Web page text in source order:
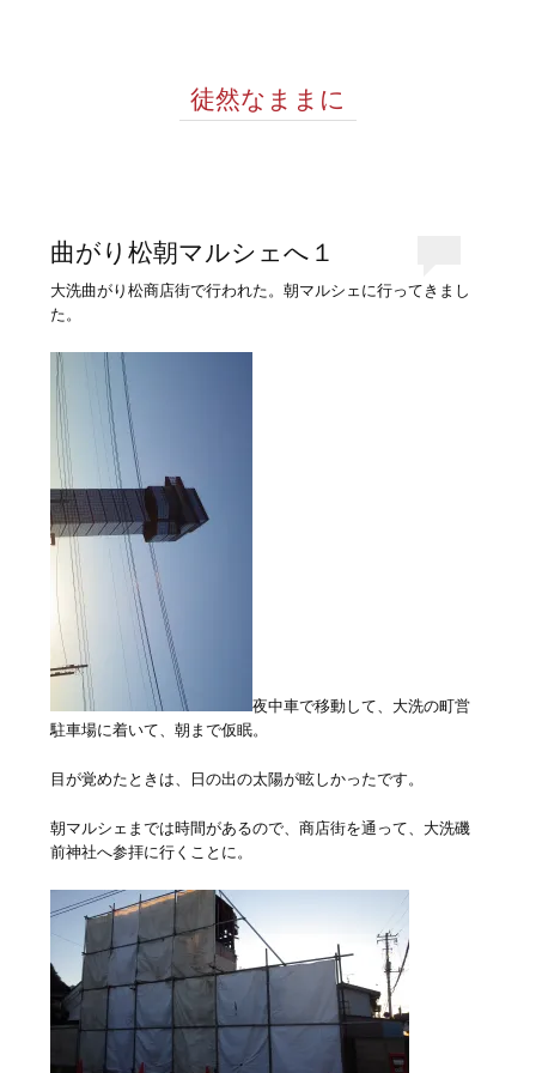
徒然なままに
曲がり松朝マルシェへ１
大洗曲がり松商店街で行われた。朝マルシェに行ってきまし
た。
夜中車で移動して、大洗の町営
駐車場に着いて、朝まで仮眠。
目が覚めたときは、日の出の太陽が眩しかったです。
朝マルシェまでは時間があるので、商店街を通って、大洗磯
前神社へ参拝に行くことに。